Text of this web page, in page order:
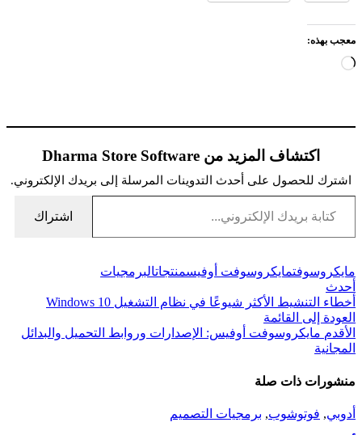
معجب بهذه:
جاري
اكتشاف المزيد من Dharma Store Software
اشترك للحصول على أحدث التدوينات المرسلة إلى بريدك الإلكتروني.
كتابة بريدك الإلكتروني...
اشتراك
مايكروسوفتمايكروسوفت أوفيسمنتجاتالبرمجيات
أحدث
أخطاء التنشيط الأكثر شيوعًا في نظام التشغيل Windows 10
العودة إلى القائمة
الأقدم مايكروسوفت أوفيس: الإصدارات وروابط التحميل والبدائل
المجانية
منشورات ذات صلة
أدوبي, فوتوشوب, برمجيات التصميم